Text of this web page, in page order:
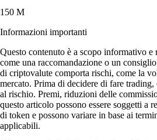
150 M
Informazioni importanti
Questo contenuto è a scopo informativo e
come una raccomandazione o un
di criptovalute comporta rischi, come la
mercato. Prima di decidere di fare
al rischio. Premi, riduzioni delle
questo articolo possono essere soggetti a
di token e possono variare in base ai
applicabili.